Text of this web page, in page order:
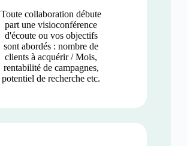
Toute collaboration débute
part une visioconférence
d'écoute ou vos objectifs
sont abordés : nombre de
clients à acquérir / Mois,
rentabilité de campagnes,
potentiel de recherche etc.